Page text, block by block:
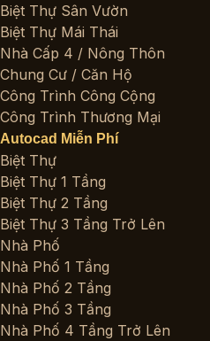
Biệt Thự Sân Vườn
Biệt Thự Mái Thái
Nhà Cấp 4 / Nông Thôn
Chung Cư / Căn Hộ
Công Trình Công Cộng
Công Trình Thương Mại
Autocad Miễn Phí
Biệt Thự
Biệt Thự 1 Tầng
Biệt Thự 2 Tầng
Biệt Thự 3 Tầng Trở Lên
Nhà Phố
Nhà Phố 1 Tầng
Nhà Phố 2 Tầng
Nhà Phố 3 Tầng
Nhà Phố 4 Tầng Trở Lên